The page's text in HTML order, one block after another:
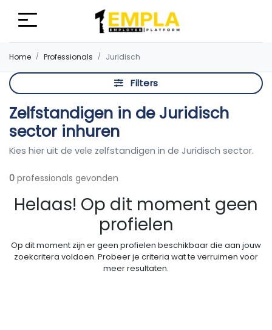
Home Professionals Juridisch
Filters
Zelfstandigen in de Juridisch
sector inhuren
Kies hier uit de vele zelfstandigen in de Juridisch sector.
0 professionals gevonden
Helaas! Op dit moment geen
profielen
Op dit moment zijn er geen profielen beschikbaar die aan jouw
zoekcritera voldoen. Probeer je criteria wat te verruimen voor
meer resultaten.